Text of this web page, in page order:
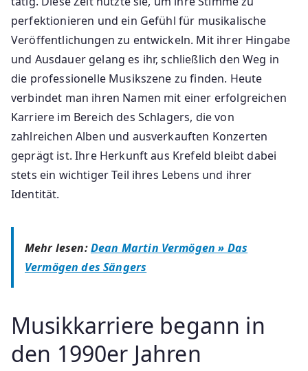
perfektionieren und ein Gefühl für musikalische
Veröffentlichungen zu entwickeln. Mit ihrer Hingabe
und Ausdauer gelang es ihr, schließlich den Weg in
die professionelle Musikszene zu finden. Heute
verbindet man ihren Namen mit einer erfolgreichen
Karriere im Bereich des Schlagers, die von
zahlreichen Alben und ausverkauften Konzerten
geprägt ist. Ihre Herkunft aus Krefeld bleibt dabei
stets ein wichtiger Teil ihres Lebens und ihrer
Identität.
Mehr lesen:Dean Martin Vermögen » Das
Vermögen des Sängers
Musikkarriere begann in
den 1990er Jahren